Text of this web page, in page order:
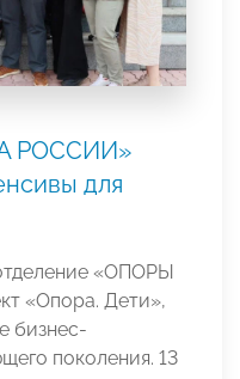
РОССИИ»
для
«ОПОРЫ
«Опора. Дети»,
бизнес-
поколения. 13